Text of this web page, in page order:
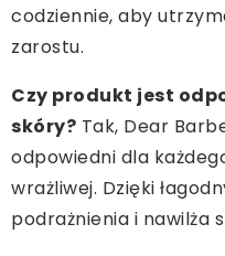
codziennie, aby
zarostu.
Czy produkt jest
skóry? Tak, Dear
odpowiedni dla
wrażliwej. Dzięki
podrażnienia i nawilża